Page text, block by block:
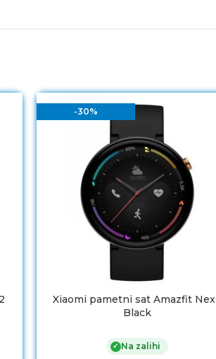
-30%
Xiaomi pametni sat Amazfit
Black
✓ Na zalihi